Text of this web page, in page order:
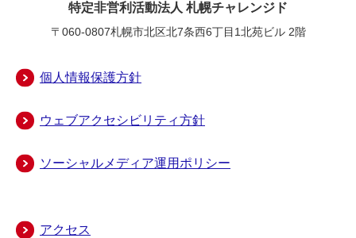
特定非営利活動法人 札幌チャレンジド
〒060-0807札幌市北区北7条西6丁目1北苑ビル 2階
個人情報保護方針
ウェブアクセシビリティ方針
ソーシャルメディア運用ポリシー
アクセス